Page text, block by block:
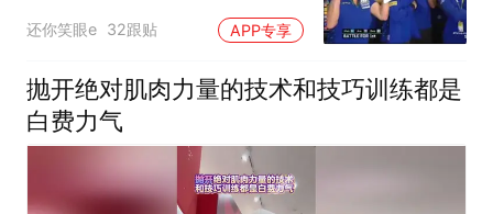
耀！
还你笑眼e 32跟贴 APP专享
抛开绝对肌肉力量的技术和技巧训练都是
白费力气